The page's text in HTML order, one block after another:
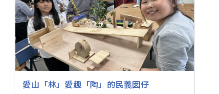
愛山「林」愛趣「陶」的民義囡仔